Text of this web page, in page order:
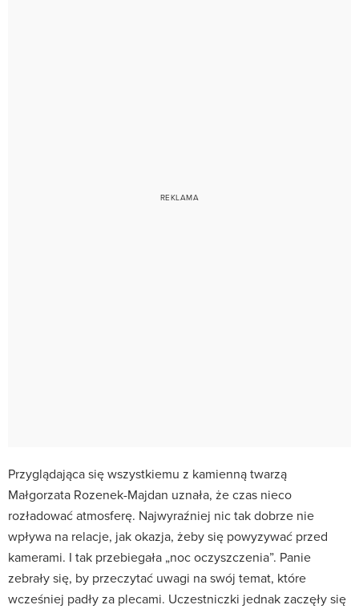
Przyglądająca się wszystkiemu z kamienną twarzą
Małgorzata Rozenek-Majdan uznała, że czas nieco
rozładować atmosferę. Najwyraźniej nic tak dobrze nie
wpływa na relacje, jak okazja, żeby się powyzywać przed
kamerami. I tak przebiegała „noc oczyszczenia”. Panie
zebrały się, by przeczytać uwagi na swój temat, które
wcześniej padły za plecami. Uczestniczki jednak zaczęły się